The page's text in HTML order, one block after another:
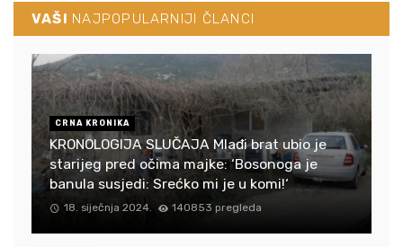
VAŠI NAJPOPULARNIJI ČLANCI
CRNA KRONIKA
KRONOLOGIJA SLUČAJA Mlađi brat ubio je
starijeg pred očima majke: ‘Bosonoga je
banula susjedi: Srećko mi je u komi!‘
18. siječnja 2024. 140853 pregleda